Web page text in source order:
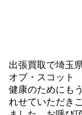
出張買取で埼玉
オブ・スコット
健康のためにも
れせていただき